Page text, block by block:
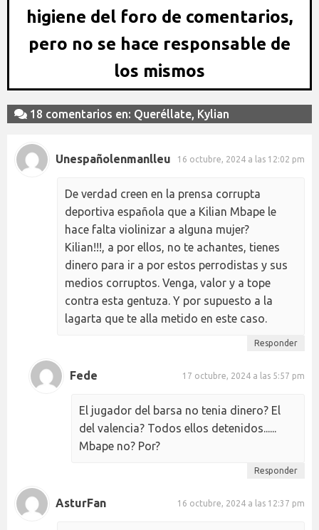
higiene del foro de comentarios,
pero no se hace responsable de
los mismos
18 comentarios en: Queréllate, Kylian
Unespañolenmanlleu 16 octubre, 2024 a las 12:02 pm
De verdad creen en la prensa corrupta
deportiva española que a Kilian Mbape le
hace falta violinizar a alguna mujer?
Kilian!!!, a por ellos, no te achantes, tienes
dinero para ir a por estos perrodistas y sus
medios corruptos. Venga, valor y a tope
contra esta gentuza. Y por supuesto a la
lagarta que te alla metido en este caso.
Responder
Fede 17 octubre, 2024 a las 5:57 pm
El jugador del barsa no tenia dinero? El
del valencia? Todos ellos detenidos......
Mbape no? Por?
Responder
AsturFan 16 octubre, 2024 a las 12:37 pm